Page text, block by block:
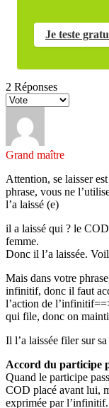
Je teste
2 Réponses
Grand maître
Attention, se laisser
phrase, vous ne
l’a laissé (e)
il a laissé qui ? le
femme.
Donc il l’a laissée.
Mais dans votre
infinitif, donc il faut
l’action de
qui file, donc on
Il l’a laissée filer sur
Accord du participe
Quand le participe
COD placé avant lui,
exprimée par